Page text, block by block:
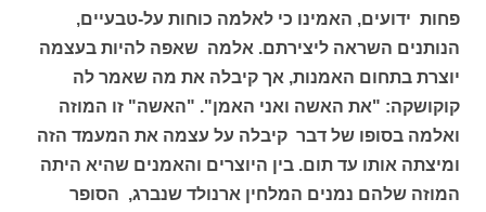
פחות ידועים, האמינו כי לאלמה כוחות על-טבעיים,
הנותנים השראה ליצירתם. אלמה שאפה להיות בעצמה
יוצרת בתחום האמנות, אך קיבלה את מה שאמר לה
קוקושקה: "את האשה ואני האמן". "האשה" זו המוזה
ואלמה בסופו של דבר קיבלה על עצמה את המעמד הזה
ומיצתה אותו עד תום. בין היוצרים והאמנים שהיא היתה
המוזה שלהם נמנים המלחין ארנולד שנברג, הסופר